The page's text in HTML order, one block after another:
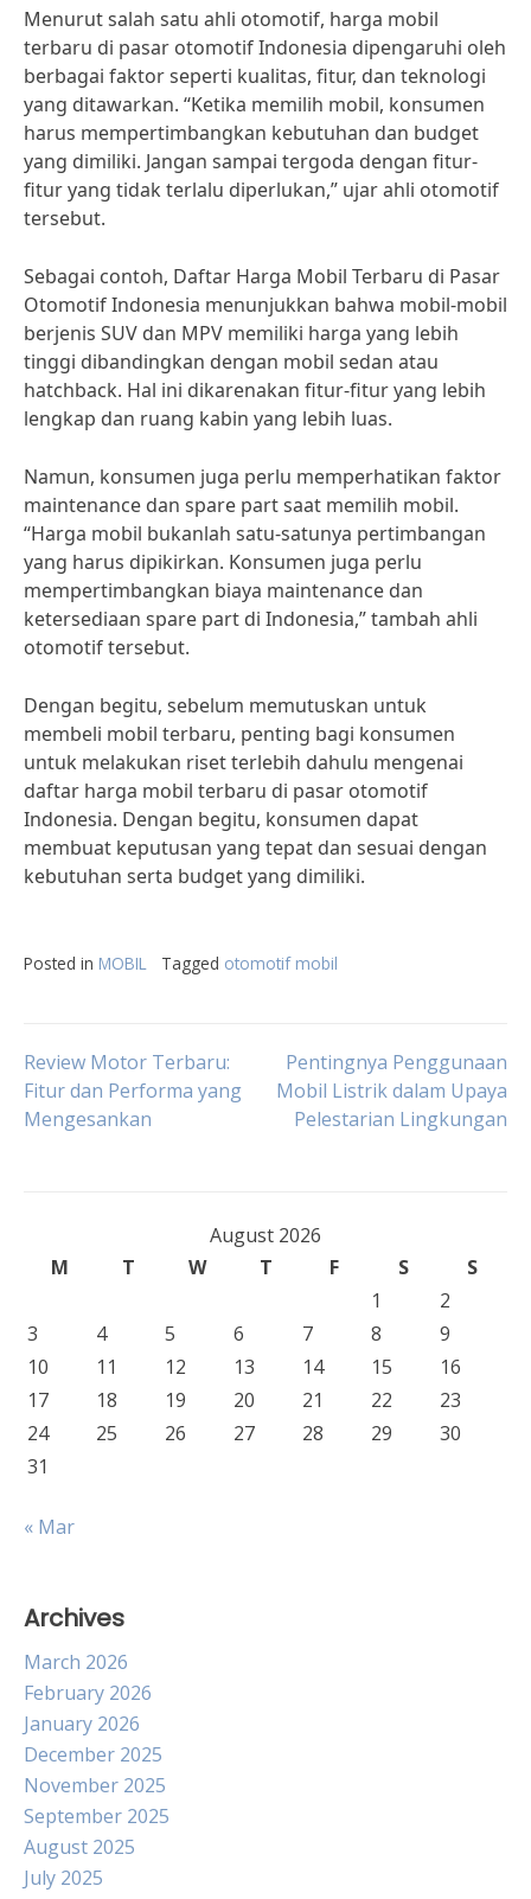
Menurut salah satu ahli otomotif, harga mobil
terbaru di pasar otomotif Indonesia dipengaruhi oleh
berbagai faktor seperti kualitas, fitur, dan teknologi
yang ditawarkan. “Ketika memilih mobil, konsumen
harus mempertimbangkan kebutuhan dan budget
yang dimiliki. Jangan sampai tergoda dengan fitur-
fitur yang tidak terlalu diperlukan,” ujar ahli otomotif
tersebut.
Sebagai contoh, Daftar Harga Mobil Terbaru di Pasar
Otomotif Indonesia menunjukkan bahwa mobil-mobil
berjenis SUV dan MPV memiliki harga yang lebih
tinggi dibandingkan dengan mobil sedan atau
hatchback. Hal ini dikarenakan fitur-fitur yang lebih
lengkap dan ruang kabin yang lebih luas.
Namun, konsumen juga perlu memperhatikan faktor
maintenance dan spare part saat memilih mobil.
“Harga mobil bukanlah satu-satunya pertimbangan
yang harus dipikirkan. Konsumen juga perlu
mempertimbangkan biaya maintenance dan
ketersediaan spare part di Indonesia,” tambah ahli
otomotif tersebut.
Dengan begitu, sebelum memutuskan untuk
membeli mobil terbaru, penting bagi konsumen
untuk melakukan riset terlebih dahulu mengenai
daftar harga mobil terbaru di pasar otomotif
Indonesia. Dengan begitu, konsumen dapat
membuat keputusan yang tepat dan sesuai dengan
kebutuhan serta budget yang dimiliki.
Posted in MOBIL Tagged otomotif mobil
Post
navigation
Review Motor Terbaru:
Fitur dan Performa yang
Mengesankan
Pentingnya Penggunaan
Mobil Listrik dalam Upaya
Pelestarian Lingkungan
August 2026
M
T W T F S
S
1
2
3
4 5 6 7 8
9
10
11 12 13 14 15
16
17
18 19 20 21 22
23
24
25 26 27 28 29
30
31
« Mar
Archives
March 2026
February 2026
January 2026
December 2025
November 2025
September 2025
August 2025
July 2025